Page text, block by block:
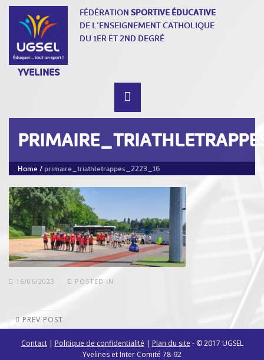
YVELINES
FÉDÉRATION SPORTIVE ÉDUCATIVE
DE L’ENSEIGNEMENT CATHOLIQUE
DU 1ER ET 2ND DEGRÉ
Home / primaire_triathletrappes_2223_16
16/06/2023 POSTED IN:
PREV POST
Contact| Politique de confidentialité | Plan du site - © 2017 UGSEL
Yvelines et Inter Comité 78-92